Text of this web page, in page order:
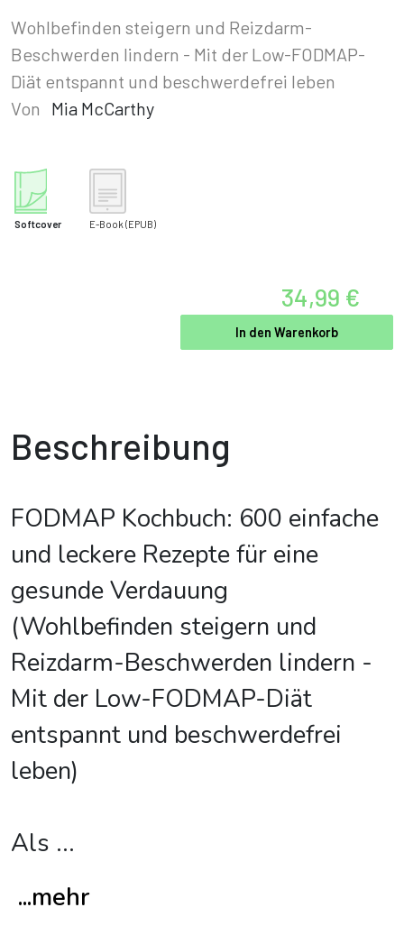
Wohlbefinden steigern und Reizdarm-
Beschwerden lindern - Mit der Low-FODMAP-
Diät entspannt und beschwerdefrei leben
Von
Mia McCarthy
Softcover E-Book (EPUB)
34,99 €
In den Warenkorb
Beschreibung
FODMAP Kochbuch: 600 einfache
und leckere Rezepte für eine
gesunde Verdauung
(Wohlbefinden steigern und
Reizdarm-Beschwerden lindern -
Mit der Low-FODMAP-Diät
entspannt und beschwerdefrei
leben)
Als ...
...mehr